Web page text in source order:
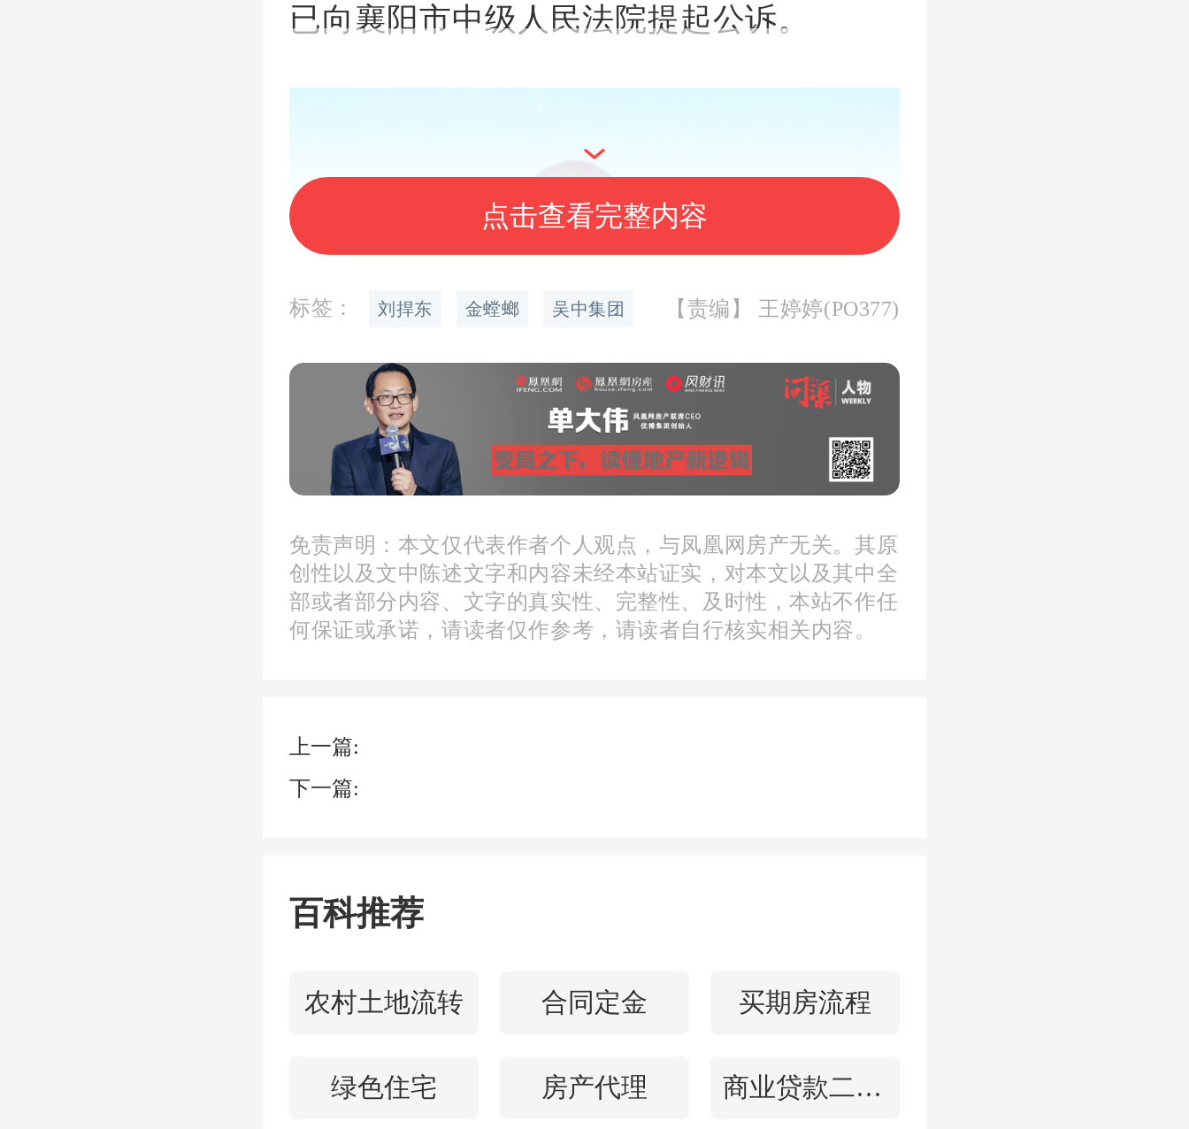
已向襄阳市中级人民法院提起公诉。
(刘捍东资料图)
滥用职权罪对刘捍东作出逮捕决定。该案
近五个月的进一步办理后，刘捍东多了一
通报罪名包含“非法倒卖土地使用权”。除
点击查看完整内容
标签： 刘捍东 金螳螂 吴中集团 【责编】 王婷婷(PO377)
免责声明：本文仅代表作者个人观点，与凤凰网房产无关。其原
创性以及文中陈述文字和内容未经本站证实，对本文以及其中全
部或者部分内容、文字的真实性、完整性、及时性，本站不作任
何保证或承诺，请读者仅作参考，请读者自行核实相关内容。
上一篇:
下一篇:
百科推荐
农村土地流转 合同定金 买期房流程
绿色住宅 房产代理 商业贷款二套房